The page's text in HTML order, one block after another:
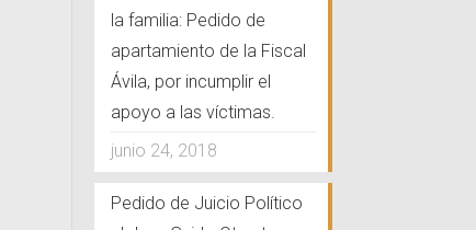
la familia: Pedido de
apartamiento de la Fiscal
Ávila, por incumplir el
apoyo a las víctimas.
junio 24, 2018
Pedido de Juicio Político
Gobierno y las fuerzas de seguridad
de Agosto de 2017 en el Pu Lof
para saber que sucedió durante y
por Gendarmería Nacional que tuvo
y muerte de Santiago Maldonado.